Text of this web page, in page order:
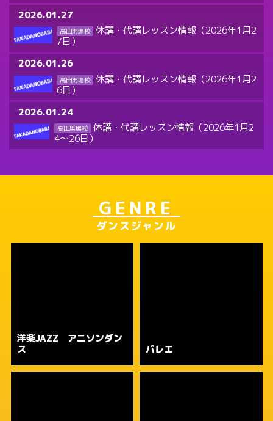
2026.01.27
高田馬場校
休講・代講レッスン情報（2026年1月2
7日）
2026.01.26
高田馬場校
休講・代講レッスン情報（2026年1月2
6日）
2026.01.24
高田馬場校 休講・代講レッスン情報（2026年1月2
4～26日）
GENRE
ダンスジャンル
洋楽JAZZ アニソンダン
ス
バレエ